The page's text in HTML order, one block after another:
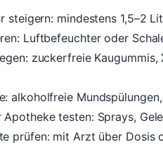
steigern: mindestens 1,5–2
Luftbefeuchter oder
zuckerfreie
alkoholfreie
Apotheke testen: Sprays,
prüfen: mit Arzt über Dosis